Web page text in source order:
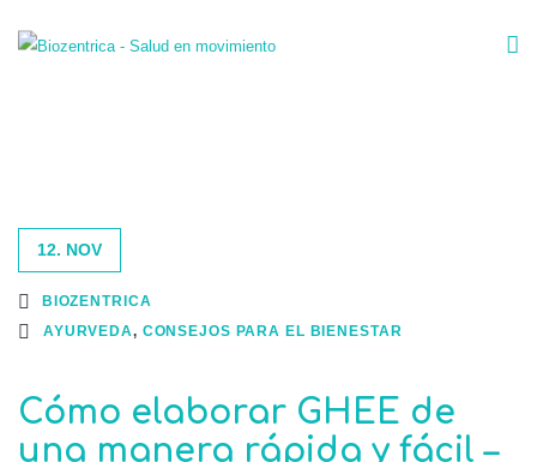
12. NOV
BIOZENTRICA
AYURVEDA, CONSEJOS PARA EL BIENESTAR
Cómo elaborar GHEE de
una manera rápida y fácil –